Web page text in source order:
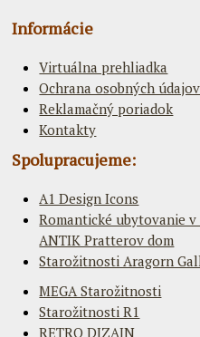
Informácie
Virtuálna prehliadka
Ochrana osobných údajov
Reklamačný poriadok
Kontakty
Spolupracujeme:
A1 Design Icons
Romantické ubytovanie
ANTIK Pratterov dom
Starožitnosti Aragorn
MEGA Starožitnosti
Starožitnosti R1
RETRO DIZAJN